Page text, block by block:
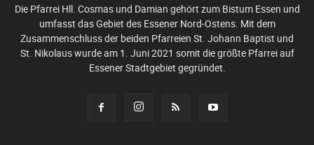
Die Pfarrei Hll. Cosmas und Damian gehört zum Bistum Essen und
umfasst das Gebiet des Essener Nord-Ostens. Mit dem
Zusammenschluss der beiden Pfarreien St. Johann Baptist und
St. Nikolaus wurde am 1. Juni 2021 somit die größte Pfarrei auf
Essener Stadtgebiet gegründet.